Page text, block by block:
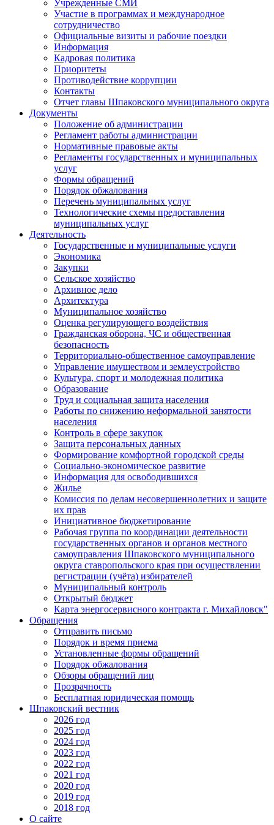
Учрежденные СМИ
Участие в программах и международное
сотрудничество
Официальные визиты и рабочие поездки
Информация
Кадровая политика
Приоритеты
Противодействие коррупции
Контакты
Отчет главы Шпаковского муниципального округа
Документы
Положение об администрации
Регламент работы администрации
Нормативные правовые акты
Регламенты государственных и муниципальных
услуг
Формы обращений
Порядок обжалования
Перечень муниципальных услуг
Технологические схемы предоставления
муниципальных услуг
Деятельность
Государственные и муниципальные услуги
Экономика
Закупки
Сельское хозяйство
Архивное дело
Архитектура
Муниципальное хозяйство
Оценка регулирующего воздействия
Гражданская оборона, ЧС и общественная
безопасность
Территориально-общественное самоуправление
Управление имуществом и землеустройство
Культура, спорт и молодежная политика
Образование
Труд и социальная защита населения
Работы по снижению неформальной занятости
населения
Контроль в сфере закупок
Защита персональных данных
Формирование комфортной городской среды
Социально-экономическое развитие
Информация для освободившихся
Жилье
Комиссия по делам несовершеннолетних и защите
их прав
Инициативное бюджетирование
Рабочая группа по координации деятельности
государственных органов и органов местного
самоуправления Шпаковского муниципального
округа ставропольского края при осуществлении
регистрации (учёта) избирателей
Муниципальный контроль
Открытый бюджет
Карта энергосервисного контракта г. Михайловск"
Обращения
Отправить письмо
Порядок и время приема
Установленные формы обращений
Порядок обжалования
Обзоры обращений лиц
Прозрачность
Бесплатная юридическая помощь
Шпаковский вестник
2026 год
2025 год
2024 год
2023 год
2022 год
2021 год
2020 год
2019 год
2018 год
О сайте